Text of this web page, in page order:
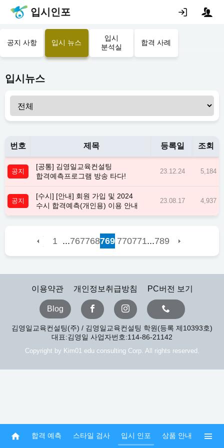
입시인포
합격 예측 스타일 검사 입시 인포 상품 안내
공지 사항 입시 뉴스
입시
분석실
합격 사례
입시뉴스
번호 제목 등록일 조회
공지
[공통] 김영일교육컨설팅
합격예측프로그램 방송 타다!
23.12.24 5,184
공지
[수시] [안내] 회원 가입 및 2024
수시 합격예측(개인용) 이용 안내
23.08.17 4,937
1 ...767768769 770771...789
이용약관 개인정보취급방침 PC버전 보기
Blog
김영일교육컨설팅(주) / 김영일교육컨설팅 학원(등록 제10393호)
대표:김영일 사업자번호:114-86-21142
Copyright by Kim01 edu consulting Corp. All rights reserved.